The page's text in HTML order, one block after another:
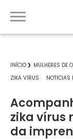
INÍCIO MULHERES DE
ZIKA VIRUS
NOTICIAS
zika vírus
da